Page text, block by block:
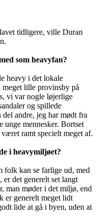
tidligere, ville Duran
som heavyfan?
heavy i det lokale
lille provinsby på
vi var nogle løjerlige
og spillede
andre, jeg har mødt fra
unge mennesker. Bortset
ramt specielt meget af.
i heavymiljøet?
folk kan se farlige ud, med
det generelt set langt
man møder i det miljø, end
er generelt meget lidt
lide at gå i byen, uden at